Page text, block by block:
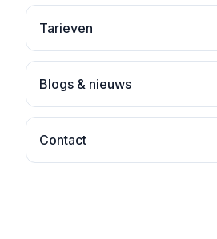
Tarieven
Blogs & nieuws
Contact